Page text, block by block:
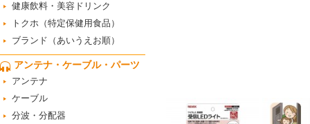
健康飲料・美容ドリンク
トクホ（特定保健用食品）
ブランド（あいうえお順）
アンテナ・ケーブル・パーツ
アンテナ
ケーブル
分波・分配器